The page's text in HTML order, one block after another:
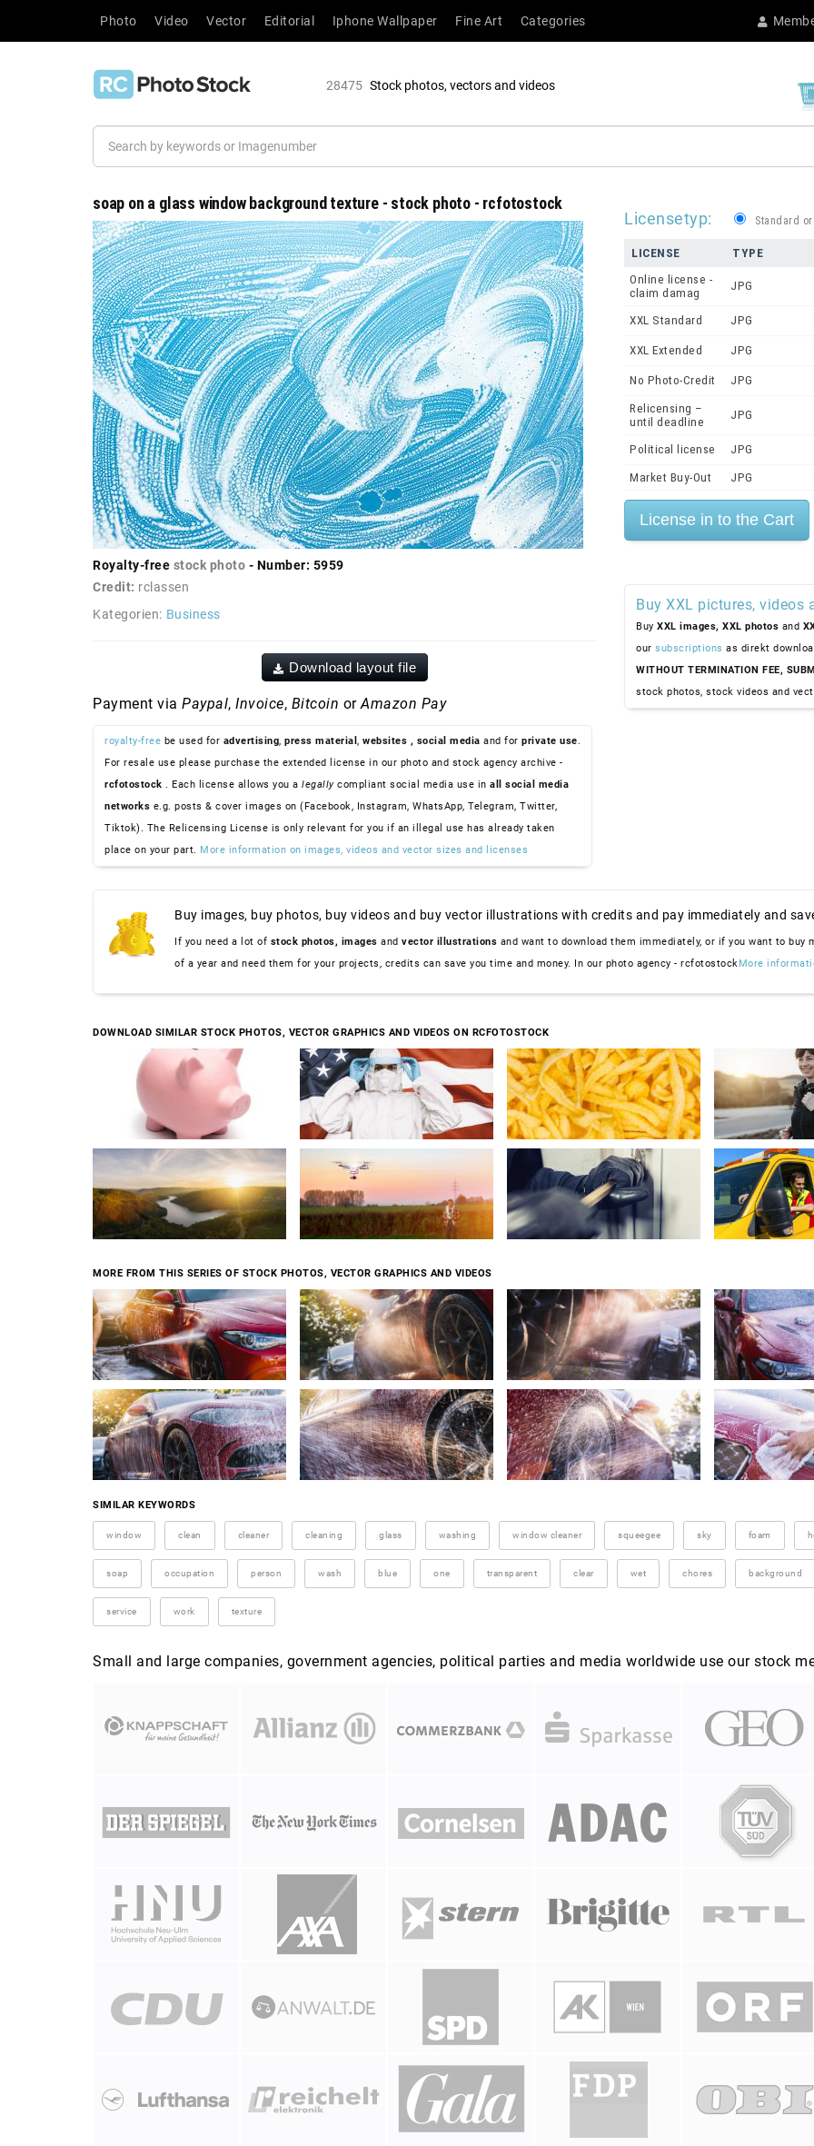
Photo Video Vector Editorial Iphone Wallpaper Fine Art Categories
28475 Stock photos, vectors and videos
soap on a glass window background texture - stock photo - rcfotostock
Royalty-free stock photo - Number: 5959
Credit: rclassen
Kategorien: Business
Download layout file
Payment via Paypal, Invoice, Bitcoin or Amazon Pay
royalty-free be used for advertising, press material , websites , social media and for private use.
For resale use please purchase the extended license in our photo and stock agency archive -
rcfotostock . Each license allows you a legallycompliant social media use in all social media
networks e.g. posts & cover images on (Facebook, Instagram, WhatsApp, Telegram, Twitter,
Tiktok). The Relicensing License is only relevant for you if an illegal use has already taken
place on your part. More information on images, videos and vector sizes and licenses
Licensetyp: Standard
LICENSE
TYPE
Online license -
claim damag
JPG
XXL Standard JPG
XXL Extended JPG
No Photo-Credit JPG
Relicensing –
until deadline
JPG
Political license JPG
Market Buy-Out JPG
Buy XXL pictures,
Buy XXL images, XXL photos and
our subscriptions as direkt
WITHOUT TERMINATION FEE,
stock photos, stock videos and
Buy images, buy photos, buy videos and buy vector illustrations with credits and pay immediately and
If you need a lot of stock photos, images and vector illustrations and want to download them immediately, or if you want to buy
of a year and need them for your projects, credits can save you time and money. In our photo agency - rcfotostockMore
DOWNLOAD SIMILAR STOCK PHOTOS, VECTOR GRAPHICS AND VIDEOS ON RCFOTOSTOCK
MORE FROM THIS SERIES OF STOCK PHOTOS, VECTOR GRAPHICS AND VIDEOS
SIMILAR KEYWORDS
window clean cleaner cleaning glass washing window cleaner squeegee sky foam
soap occupation person wash blue one transparent clear wet chores background
service work texture
Small and large companies, government agencies, political parties and media worldwide use our stock